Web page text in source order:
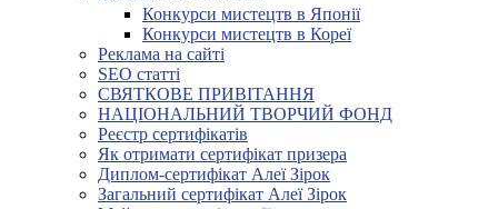
Конкурси мистецтв в Японії
Конкурси мистецтв в Кореї
Реклама на сайті
SEO статті
СВЯТКОВЕ ПРИВІТАННЯ
НАЦІОНАЛЬНИЙ ТВОРЧИЙ ФОНД
Реєстр сертифікатів
Як отримати сертифікат призера
Диплом-сертифікат Алеї Зірок
Загальний сертифікат Алеї Зірок